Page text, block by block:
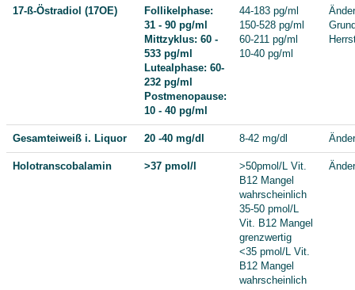
17-ß-Östradiol (17OE)
Follikelphase:
31 - 90 pg/ml
Mittzyklus: 60 -
533 pg/ml
Lutealphase: 60-
232 pg/ml
Postmenopause:
10 - 40 pg/ml
44-183 pg/ml
150-528 pg/ml
60-211 pg/ml
10-40 pg/ml
Gesamteiweiß i. Liquor 20 -40 mg/dl 8-42 mg/dl
Holotranscobalamin >37 pmol/l
>50pmol/L Vit.
B12 Mangel
wahrscheinlich
35-50 pmol/L
Vit. B12 Mangel
grenzwertig
<35 pmol/L Vit.
B12 Mangel
wahrscheinlich